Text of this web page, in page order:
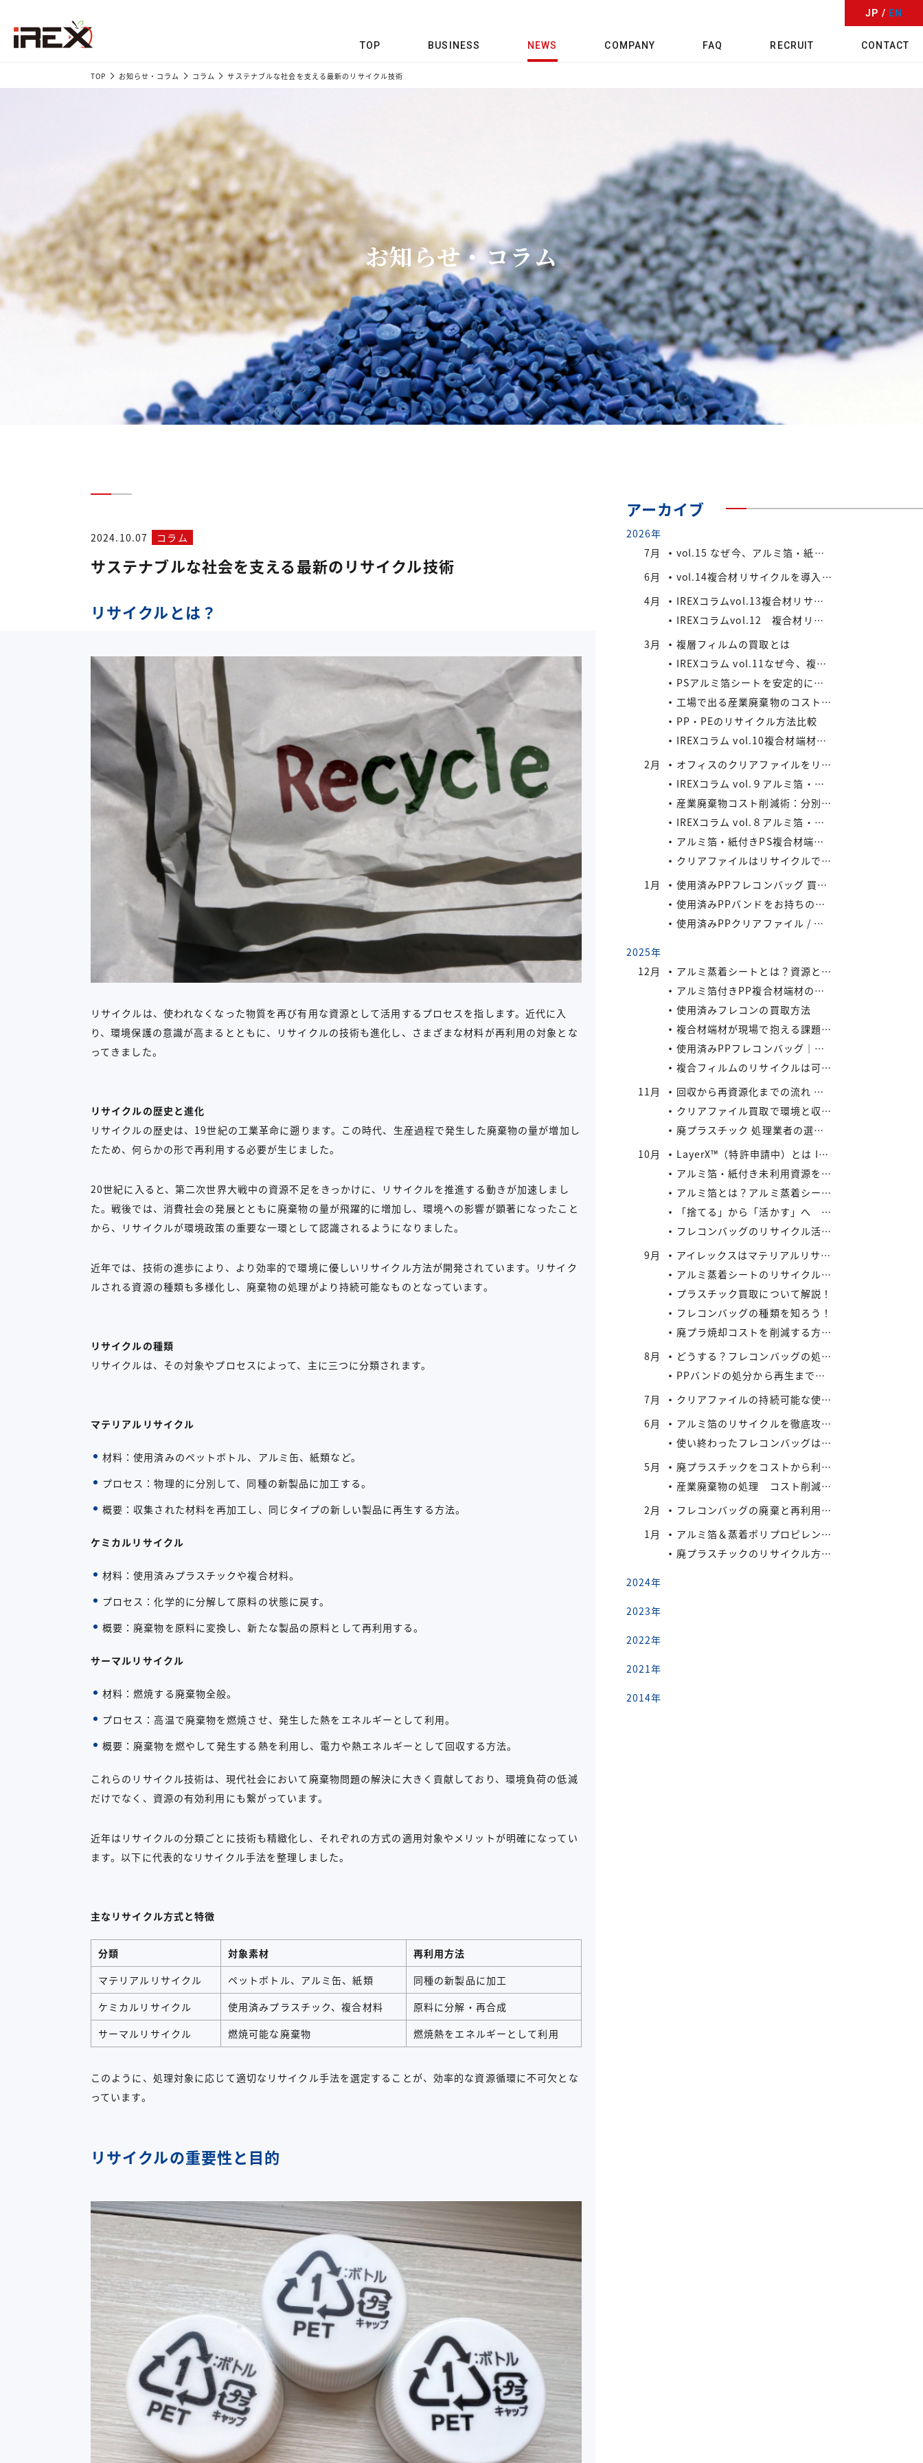
TOP BUSINESS NEWS COMPANY FAQ RECRUIT CONTACT
JP / EN
TOP お知らせ・コラム コラム サステナブルな社会を支える最新のリサイクル技術
お知らせ・コラム
2024.10.07 コラム
サステナブルな社会を支える最新のリサイクル技術
リサイクルとは？
リサイクルは、使われなくなった物質を再び有用な資源として活用するプロセスを指します。近代に入
り、環境保護の意識が高まるとともに、リサイクルの技術も進化し、さまざまな材料が再利用の対象とな
ってきました。
リサイクルの歴史と進化
リサイクルの歴史は、19世紀の工業革命に遡ります。この時代、生産過程で発生した廃棄物の量が増加し
たため、何らかの形で再利用する必要が生じました。
20世紀に入ると、第二次世界大戦中の資源不足をきっかけに、リサイクルを推進する動きが加速しまし
た。戦後では、消費社会の発展とともに廃棄物の量が飛躍的に増加し、環境への影響が顕著になったこと
から、リサイクルが環境政策の重要な一環として認識されるようになりました。
近年では、技術の進歩により、より効率的で環境に優しいリサイクル方法が開発されています。リサイク
ルされる資源の種類も多様化し、廃棄物の処理がより持続可能なものとなっています。
リサイクルの種類
リサイクルは、その対象やプロセスによって、主に三つに分類されます。
マテリアルリサイクル
材料：使用済みのペットボトル、アルミ缶、紙類など。
プロセス：物理的に分別して、同種の新製品に加工する。
概要：収集された材料を再加工し、同じタイプの新しい製品に再生する方法。
ケミカルリサイクル
材料：使用済みプラスチックや複合材料。
プロセス：化学的に分解して原料の状態に戻す。
概要：廃棄物を原料に変換し、新たな製品の原料として再利用する。
サーマルリサイクル
材料：燃焼する廃棄物全般。
プロセス：高温で廃棄物を燃焼させ、発生した熱をエネルギーとして利用。
概要：廃棄物を燃やして発生する熱を利用し、電力や熱エネルギーとして回収する方法。
これらのリサイクル技術は、現代社会において廃棄物問題の解決に大きく貢献しており、環境負荷の低減
だけでなく、資源の有効利用にも繋がっています。
近年はリサイクルの分類ごとに技術も精緻化し、それぞれの方式の適用対象やメリットが明確になってい
ます。以下に代表的なリサイクル手法を整理しました。
主なリサイクル方式と特徴
分類 対象素材
再利用方法
マテリアルリサイクル
ペットボトル、アルミ缶、紙類
同種の新製品に加工
ケミカルリサイクル
使用済みプラスチック、複合材料
原料に分解・再合成
サーマルリサイクル
燃焼可能な廃棄物 燃焼熱をエネルギーとして利用
このように、処理対象に応じて適切なリサイクル手法を選定することが、効率的な資源循環に不可欠とな
っています。
リサイクルの重要性と目的
アーカイブ
2026年
7月
vol.15 なぜ今、アルミ箔・紙付きPS/PP複合材端材が注目されているのか
6月
vol.14複合材リサイクルを導入する際の検討ポイント
4月
IREXコラムvol.13複合材リサイクルにおける課題と今後の展望
IREXコラムvol.12 複合材リサイクルの将来性と市場拡大の可能性
3月
複層フィルムの買取とは
IREXコラム vol.11なぜ今、複合材リサイクルが注目されているのか
PSアルミ箔シートを安定的に処理したい業者様、当社が買い取ります！
工場で出る産業廃棄物のコスト削減法
PP・PEのリサイクル方法比較
IREXコラム vol.10複合材端材の安定供給がメーカーにもたらすメリット
2月
オフィスのクリアファイルをリサイクルしよう：コストと環境負荷を同時に減らす方法
IREXコラム vol.９アルミ箔・紙付きPS/PP複合材端材の回収スキームと全国対応体制
産業廃棄物コスト削減術：分別・リサイクル・資源化の徹底活用
IREXコラム vol.８アルミ箔・紙付きPS/PP複合材端材をより高く評価するために現場でできること
アルミ箔・紙付きPS複合材端材の評価ポイントIREXコラム vol.7
クリアファイルはリサイクルできる？
1月
使用済みPPフレコンバッグ 買取の流れと注意点
使用済みPPバンドをお持ちの業者様へ｜リサイクル・買取対応中
使用済みPPクリアファイル / 印刷等のある使用済みPPクリアファイルの再資源化とリサイクル方法
2025年
12月
アルミ蒸着シートとは？資源として有効活用しよう
アルミ箔付きPP複合材端材の保管・回収における実務上のポイントIREXコラム vol.6
使用済みフレコンの買取方法
複合材端材が現場で抱える課題IREXコラム vol.5
使用済みPPフレコンバッグ｜再利用でコスト削減と環境負荷軽減を実現
複合フィルムのリサイクルは可能か？
11月
回収から再資源化までの流れ ― アイレックスの一貫処理体制 IREXコラム vol.4
クリアファイル買取で環境と収益を同時にサポート！
廃プラスチック 処理業者の選び方
10月
LayerX™（特許申請中）とは IREXコラム vol.3
アルミ箔・紙付き未利用資源をどう活かすか? IREXコラム vol.2
アルミ箔とは？アルミ蒸着シートとの違いとリサイクルの取り組み
「捨てる」から「活かす」へ IREXコラム vol.1
フレコンバッグのリサイクル活用術：廃棄コストを減らす具体策とは
9月
アイレックスはマテリアルリサイクルの新たなビジネスに着手
アルミ蒸着シートのリサイクル方法と流れ
プラスチック買取について解説！
フレコンバッグの種類を知ろう！
廃プラ焼却コストを削減する方法：リサイクルとの比較で見えてくる最適解
8月
どうする？フレコンバッグの処分 vol.2 – 買取がエコにつながる
PPバンドの処分から再生まで：企業が実践できるコスト効率の高い手法
7月
クリアファイルの持続可能な使い方とリサイクル
6月
アルミ箔のリサイクルを徹底攻略：複合材でも再資源化できる最新手法とアイレックス株式会社の取り組み
使い終わったフレコンバッグは資産になる？買取サービスを活用したリサイクル戦略
5月
廃プラスチックをコストから利益へ：買取価格の仕組みと高値で売るコツ
産業廃棄物の処理 コスト削減と法令順守のポイント
2月
フレコンバッグの廃棄と再利用に関する法規制
1月
アルミ箔＆蒸着ポリプロピレンシート 高価買取実施中
廃プラスチックのリサイクル方法と再利用の流れ
2024年
2023年
2022年
2021年
2014年